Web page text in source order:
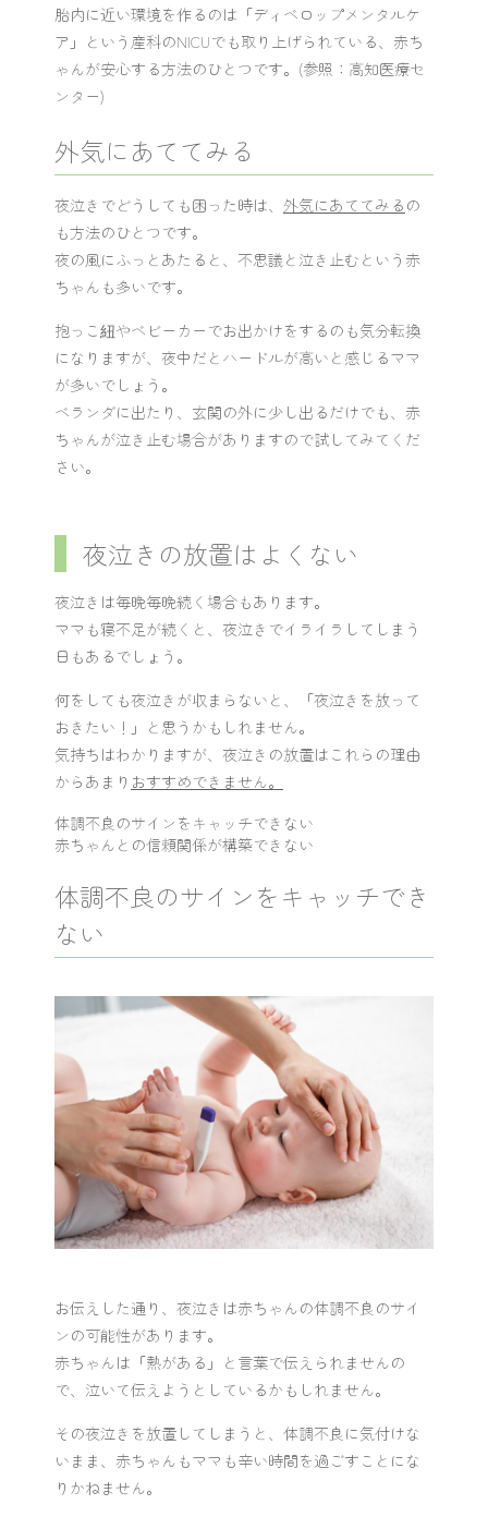
胎内に近い環境を作るのは「ディベロップメンタルケ
ア」という産科のNICUでも取り上げられている、赤ち
ゃんが安心する方法のひとつです。(参照： 高知医療セ
ンター)
外気にあててみる
夜泣きでどうしても困った時は、 外気にあててみる の
も方法のひとつです。
夜の風にふっとあたると、不思議と泣き止むという赤
ちゃんも多いです。
抱っこ紐やベビーカーでお出かけをするのも気分転換
になりますが、夜中だとハードルが高いと感じるママ
が多いでしょう。
ベランダに出たり、玄関の外に少し出るだけでも、赤
ちゃんが泣き止む場合がありますので試してみてくだ
さい。
夜泣きの放置はよくない
夜泣きは毎晩毎晩続く場合もあります。
ママも寝不足が続くと、夜泣きでイライラしてしまう
日もあるでしょう。
何をしても夜泣きが収まらないと、「夜泣きを放って
おきたい！」と思うかもしれません。
気持ちはわかりますが、夜泣きの放置はこれらの理由
からあまり おすすめできません。
体調不良のサインをキャッチできない
赤ちゃんとの信頼関係が構築できない
体調不良のサインをキャッチでき
ない
お伝えした通り、夜泣きは赤ちゃんの体調不良のサイ
ンの可能性があります。
赤ちゃんは「熱がある」と言葉で伝えられませんの
で、泣いて伝えようとしているかもしれません。
その夜泣きを放置してしまうと、体調不良に気付けな
いまま、赤ちゃんもママも辛い時間を過ごすことにな
りかねません。